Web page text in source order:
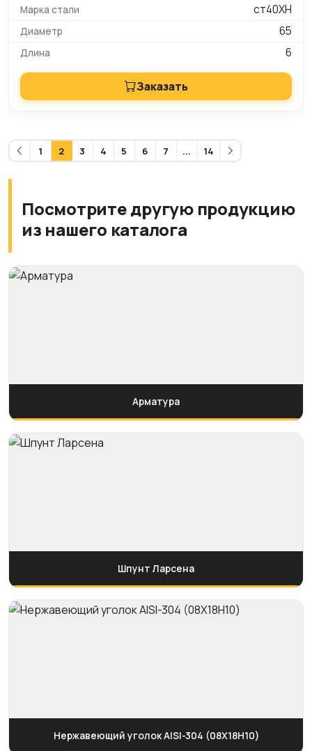
ст40ХН
65
6
Заказать
1 2 3 4 5 6 7 ... 14
Посмотрите другую продукцию
из нашего каталога
Арматура
Шпунт Ларсена
Нержавеющий уголок AISI-304 (08Х18Н10)